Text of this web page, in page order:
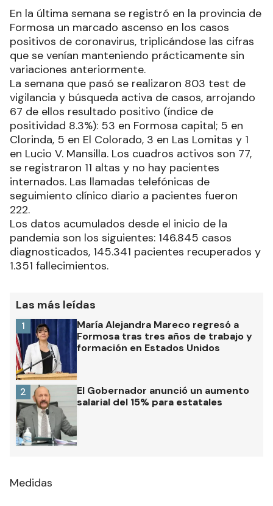
En la última semana se registró en la provincia de
Formosa un marcado ascenso en los casos
positivos de coronavirus, triplicándose las cifras
que se venían manteniendo prácticamente sin
variaciones anteriormente.
La semana que pasó se realizaron 803 test de
vigilancia y búsqueda activa de casos, arrojando
67 de ellos resultado positivo (índice de
positividad 8.3%): 53 en Formosa capital; 5 en
Clorinda, 5 en El Colorado, 3 en Las Lomitas y 1
en Lucio V. Mansilla. Los cuadros activos son 77,
se registraron 11 altas y no hay pacientes
internados. Las llamadas telefónicas de
seguimiento clínico diario a pacientes fueron
222.
Los datos acumulados desde el inicio de la
pandemia son los siguientes: 146.845 casos
diagnosticados, 145.341 pacientes recuperados y
1.351 fallecimientos.
Las más leídas
María Alejandra Mareco regresó a
Formosa tras tres años de trabajo y
formación en Estados Unidos
1
El Gobernador anunció un aumento
salarial del 15% para estatales
2
Medidas